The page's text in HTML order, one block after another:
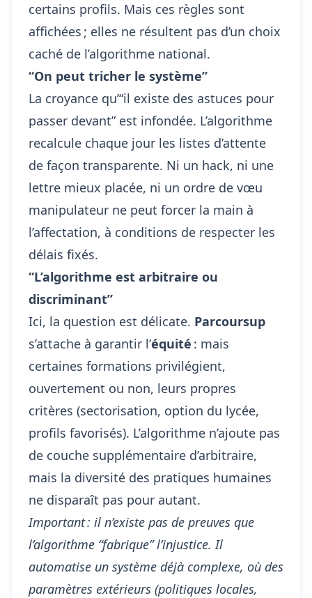
certains profils. Mais ces règles sont
affichées ; elles ne résultent pas d’un choix
caché de l’algorithme national.
“On peut tricher le système”
La croyance qu’“il existe des astuces pour
passer devant” est infondée. L’algorithme
recalcule chaque jour les listes d’attente
de façon transparente. Ni un hack, ni une
lettre mieux placée, ni un ordre de vœu
manipulateur ne peut forcer la main à
l’affectation, à conditions de respecter les
délais fixés.
“L’algorithme est arbitraire ou
discriminant”
Ici, la question est délicate. Parcoursup
s’attache à garantir l’équité : mais
certaines formations privilégient,
ouvertement ou non, leurs propres
critères (sectorisation, option du lycée,
profils favorisés). L’algorithme n’ajoute pas
de couche supplémentaire d’arbitraire,
mais la diversité des pratiques humaines
ne disparaît pas pour autant.
Important : il n’existe pas de preuves que
l’algorithme “fabrique” l’injustice. Il
automatise un système déjà complexe, où des
paramètres extérieurs (politiques locales,